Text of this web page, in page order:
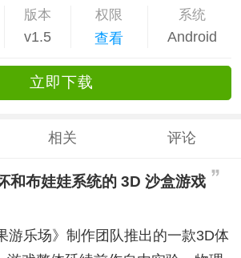
版本
v1.5
权限
查看
系统
Android
立即下载
相关 评论
和布娃娃系统的 3D 沙盒游戏
游乐场》制作团队推出的一款3D体